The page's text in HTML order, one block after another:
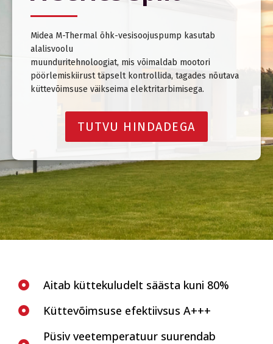
Midea M-Thermal õhk-vesisoojuspump kasutab
alalisvoolu
muunduritehnoloogiat, mis võimaldab mootori
pöörlemiskiirust täpselt kontrollida, tagades nõutava
küttevõimsuse väikseima elektritarbimisega.
TUTVU HINDADEGA
Aitab küttekuludelt säästa kuni 80%
Küttevõimsuse efektiivsus A+++
Püsiv veetemperatuur suurendab